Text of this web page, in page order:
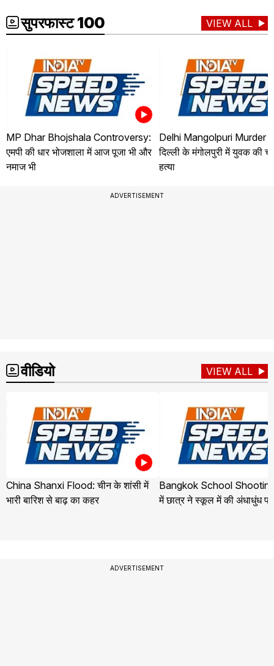
सुपरफास्ट 100 VIEW ALL
MP Dhar Bhojshala Controversy:
एमपी की धार भोजशाला में आज पूजा भी और
नमाज भी
Delhi Mangolpuri Murder
दिल्ली के मंगोलपुरी में युवक की
हत्या
ADVERTISEMENT
वीडियो VIEW ALL
China Shanxi Flood: चीन के शांसी में
भारी बारिश से बाढ़ का कहर
Bangkok School
में छात्र ने स्कूल में की अंधाधुंध
ADVERTISEMENT